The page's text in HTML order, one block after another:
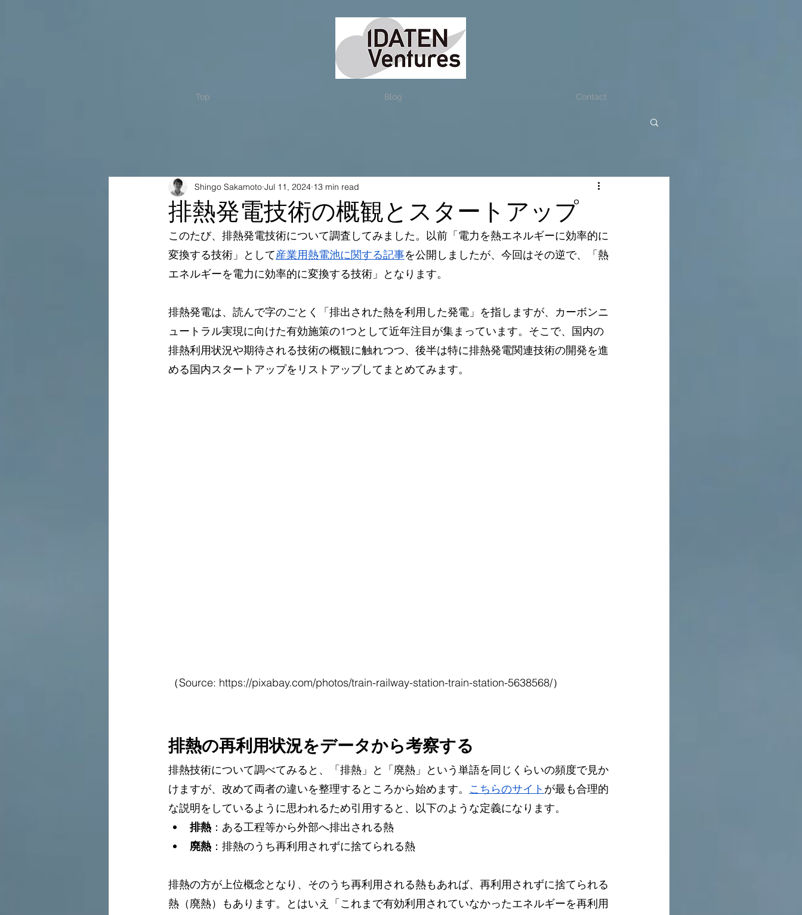
Top Blog Contact
排熱発電技術の概観とスタートアップ
Shingo Sakamoto Jul 11, 2024 13 min read
このたび、排熱発電技術について調査してみました。以前「電力を熱エネルギーに効率的に
変換する技術」として産業用熱電池に関する記事を公開しましたが、今回はその逆で、「熱
エネルギーを電力に効率的に変換する技術」となります。
排熱発電は、読んで字のごとく「排出された熱を利用した発電」を指しますが、カーボンニ
ュートラル実現に向けた有効施策の1つとして近年注目が集まっています。そこで、国内の
排熱利用状況や期待される技術の概観に触れつつ、後半は特に排熱発電関連技術の開発を進
める国内スタートアップをリストアップしてまとめてみます。
（Source: https://pixabay.com/photos/train-railway-station-train-station-5638568/）
排熱の再利用状況をデータから考察する
排熱技術について調べてみると、「排熱」と「廃熱」という単語を同じくらいの頻度で見か
けますが、改めて両者の違いを整理するところから始めます。 こちらのサイト が最も合理的
な説明をしているように思われるため引用すると、以下のような定義になります。
排熱 ：ある工程等から外部へ排出される熱
廃熱 ：排熱のうち再利用されずに捨てられる熱
排熱の方が上位概念となり、そのうち再利用される熱もあれば、再利用されずに捨てられる
熱（廃熱）もあります。とはいえ「これまで有効利用されていなかったエネルギーを再利用